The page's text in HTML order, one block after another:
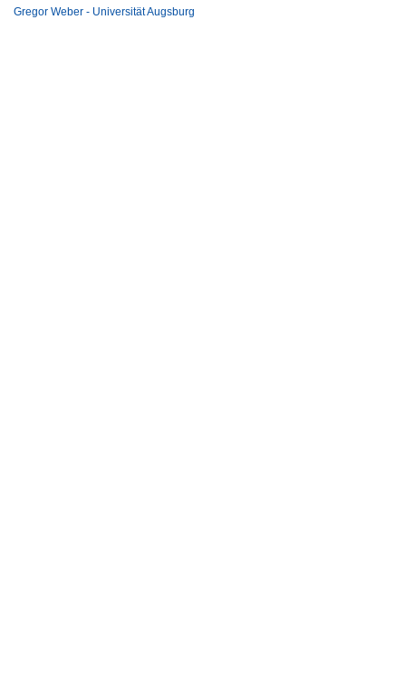
Gregor Weber - Universität Augsburg